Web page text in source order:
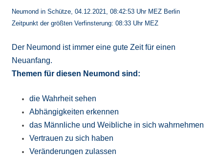
Neumond in Schütze, 04.12.2021, 08:42:53 Uhr MEZ Berlin
Zeitpunkt der größten Verfinsterung: 08:33 Uhr MEZ
Der Neumond ist immer eine gute Zeit für einen
Neuanfang.
Themen für diesen Neumond sind:
die Wahrheit sehen
Abhängigkeiten erkennen
das Männliche und Weibliche in sich wahrnehmen
Vertrauen zu sich haben
Veränderungen zulassen